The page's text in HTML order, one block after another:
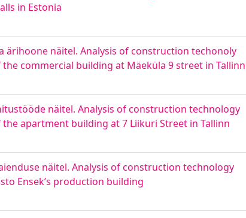
in Estonia
ärihoone näitel. Analysis of construction techonoly
commercial building at Mäeküla 9 street in Tallinn
näitel. Analysis of construction technology
apartment building at 7 Liikuri Street in Tallinn
näitel. Analysis of construction technology
Ensek’s production building